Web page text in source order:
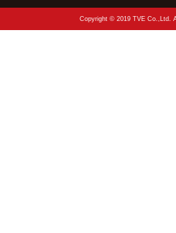
Copyright © 2019 TVE Co.,Ltd.